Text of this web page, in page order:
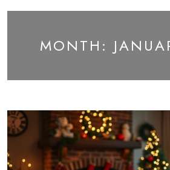
MONTH: